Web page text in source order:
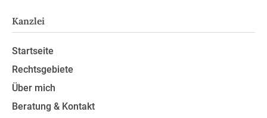
Kanzlei
Startseite
Rechtsgebiete
Über mich
Beratung & Kontakt